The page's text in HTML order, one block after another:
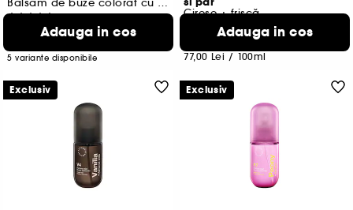
Balsam de buze colorat cu luciu si efect de volum
15
52,00 Lei
5 variante disponibile
Adauga in cos
Cireșe + frișcă
77,00 Lei / 100ml
Adauga in cos
Exclusiv Exclusiv